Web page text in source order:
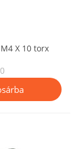
X 10 torx